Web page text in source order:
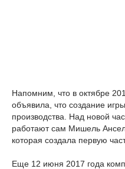
Напомним, что в октябре
объявила, что создание
производства. Над новой
работают сам Мишель
которая создала первую
Еще 12 июня 2017 года